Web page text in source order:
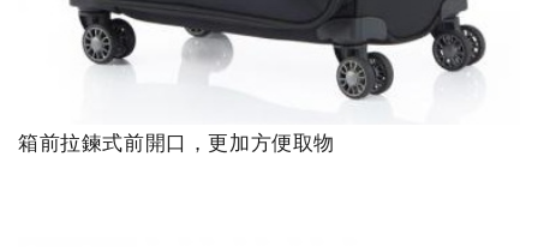
箱前拉鍊式前開口，更加方便取物